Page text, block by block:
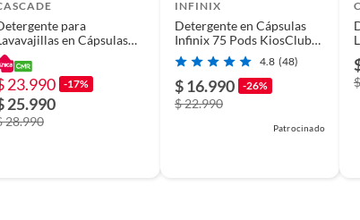
que sean comprados en esa condición a un precio
suplementos alimenticios, vitaminas, entre otros análogos.
para
en Cápsulas
Cascade Platinum
Fresh Scent 34
23.990 -17%
25.990
28.990
INFINIX
Detergente en Cápsulas
Infinix 75 Pods KiosClub
Kiosclub
4.8 (48)
$ 16.990 -26%
$ 22.990
Patrocinado